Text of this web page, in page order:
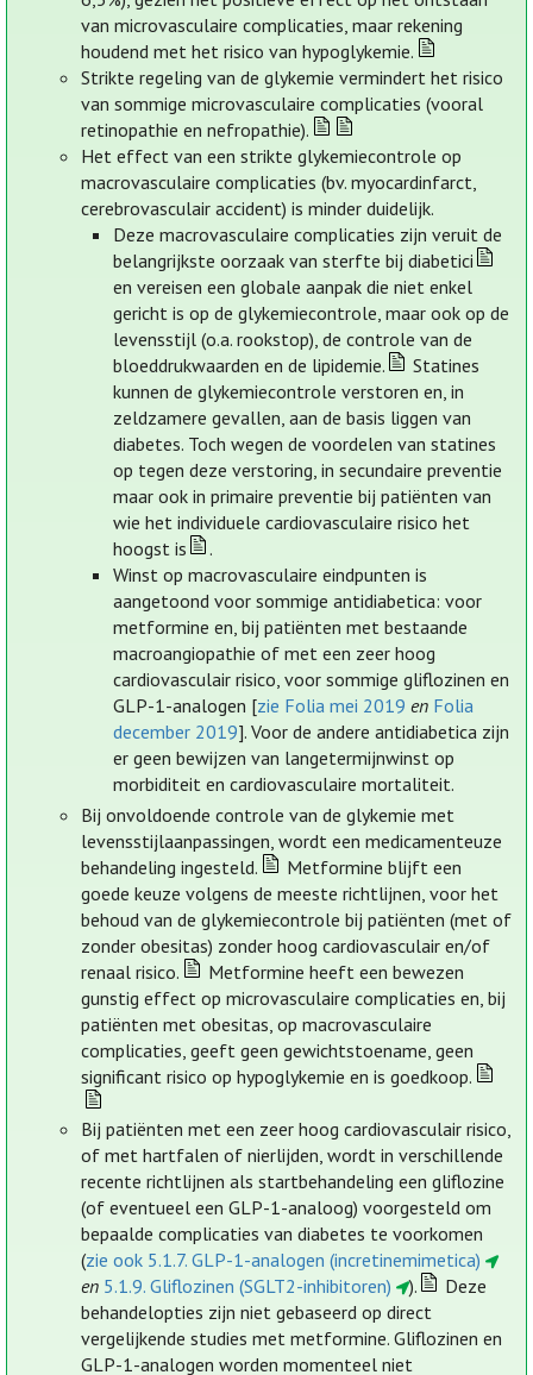
van microvasculaire complicaties, maar rekening
houdend met het risico van hypoglykemie.
Strikte regeling van de glykemie vermindert het risico
van sommige microvasculaire complicaties (vooral
retinopathie en nefropathie).
Het effect van een strikte glykemiecontrole op
macrovasculaire complicaties (bv. myocardinfarct,
cerebrovasculair accident) is minder duidelijk.
Deze macrovasculaire complicaties zijn veruit de
belangrijkste oorzaak van sterfte bij diabetici
en vereisen een globale aanpak die niet enkel
gericht is op de glykemiecontrole, maar ook op de
levensstijl (o.a. rookstop), de controle van de
bloeddrukwaarden en de lipidemie.
Statines
kunnen de glykemiecontrole verstoren en, in
zeldzamere gevallen, aan de basis liggen van
diabetes. Toch wegen de voordelen van statines
op tegen deze verstoring, in secundaire preventie
maar ook in primaire preventie bij patiënten van
wie het individuele cardiovasculaire risico het
hoogst is
.
Winst op macrovasculaire eindpunten is
aangetoond voor sommige antidiabetica: voor
metformine en, bij patiënten met bestaande
macroangiopathie of met een zeer hoog
cardiovasculair risico, voor sommige gliflozinen en
GLP-1-analogen [zie Folia mei 2019 en Folia
december 2019]. Voor de andere antidiabetica zijn
er geen bewijzen van langetermijnwinst op
morbiditeit en cardiovasculaire mortaliteit.
Bij onvoldoende controle van de glykemie met
levensstijlaanpassingen, wordt een medicamenteuze
behandeling ingesteld.
Metformine blijft een
goede keuze volgens de meeste richtlijnen, voor het
behoud van de glykemiecontrole bij patiënten (met of
zonder obesitas) zonder hoog cardiovasculair en/of
renaal risico.
Metformine heeft een bewezen
gunstig effect op microvasculaire complicaties en, bij
patiënten met obesitas, op macrovasculaire
complicaties, geeft geen gewichtstoename, geen
significant risico op hypoglykemie en is goedkoop.
Bij patiënten met een zeer hoog cardiovasculair risico,
of met hartfalen of nierlijden, wordt in verschillende
recente richtlijnen als startbehandeling een gliflozine
(of eventueel een GLP-1-analoog) voorgesteld om
bepaalde complicaties van diabetes te voorkomen
(zie ook 5.1.7. GLP-1-analogen (incretinemimetica)
en 5.1.9. Gliflozinen (SGLT2-inhibitoren) ).
Deze
behandelopties zijn niet gebaseerd op direct
vergelijkende studies met metformine. Gliflozinen en
GLP-1-analogen worden momenteel niet